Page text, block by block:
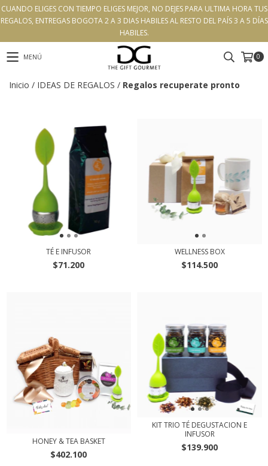
CUANDO ELIGES CON TIEMPO ELIGES MEJOR, NO DEJES PARA ULTIMA HORA TUS
REGALOS, ENTREGAS BOGOTA 2 A 3 DIAS HABILES AL RESTO DEL PAÍS 3 A 5 DÍAS
HABILES.
MENÚ 0
Inicio / IDEAS DE REGALOS / Regalos recuperate pronto
TÉ E INFUSOR
$71.200
WELLNESS BOX
$114.500
HONEY & TEA BASKET
$402.100
KIT TRIO TÉ DEGUSTACION E
INFUSOR
$139.900